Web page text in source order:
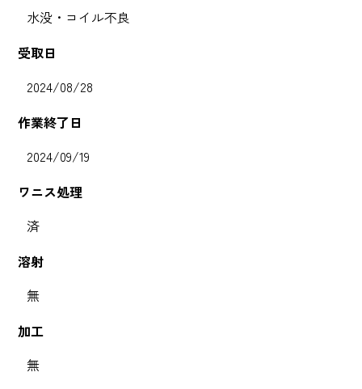
水没・コイル不良
受取日
2024/08/28
作業終了日
2024/09/19
ワニス処理
済
溶射
無
加工
無